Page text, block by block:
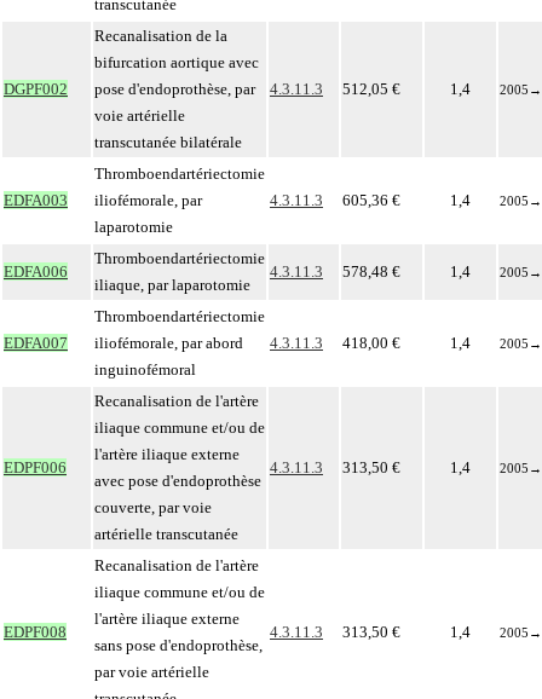
transcutanée
DGPF002
Recanalisation de la
bifurcation aortique avec
pose d'endoprothèse, par
voie artérielle
transcutanée bilatérale
4.3.11.3 512,05 € 1,4 2005 →
EDFA003
Thromboendartériectomie
iliofémorale, par
laparotomie
4.3.11.3 605,36 € 1,4 2005 →
EDFA006
Thromboendartériectomie
iliaque, par laparotomie
4.3.11.3 578,48 € 1,4 2005 →
EDFA007
Thromboendartériectomie
iliofémorale, par abord
inguinofémoral
4.3.11.3 418,00 € 1,4 2005 →
EDPF006
Recanalisation de l'artère
iliaque commune et/ou de
l'artère iliaque externe
avec pose d'endoprothèse
couverte, par voie
artérielle transcutanée
4.3.11.3 313,50 € 1,4 2005 →
EDPF008
Recanalisation de l'artère
iliaque commune et/ou de
l'artère iliaque externe
sans pose d'endoprothèse,
par voie artérielle
4.3.11.3 313,50 € 1,4 2005 →